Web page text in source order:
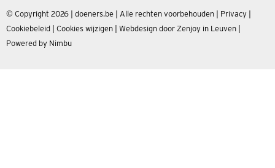
© Copyright 2026 | doeners.be | Alle rechten voorbehouden | Privacy
Cookiebeleid
Cookies wijzigen Webdesign door Zenjoy in Leuven
Powered by Nimbu